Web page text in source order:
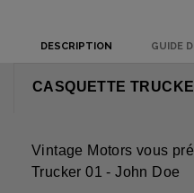
DESCRIPTION GUIDE
CASQUETTE
Vintage Motors vous
Trucker 01 - John Doe